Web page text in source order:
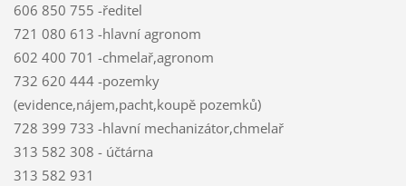
606 850 755 -ředitel
721 080 613 -hlavní agronom
602 400 701 -chmelař,agronom
732 620 444 -pozemky
(evidence,nájem,pacht,koupě pozemků)
728 399 733 -hlavní mechanizátor,chmelař
313 582 308 - účtárna
313 582 931